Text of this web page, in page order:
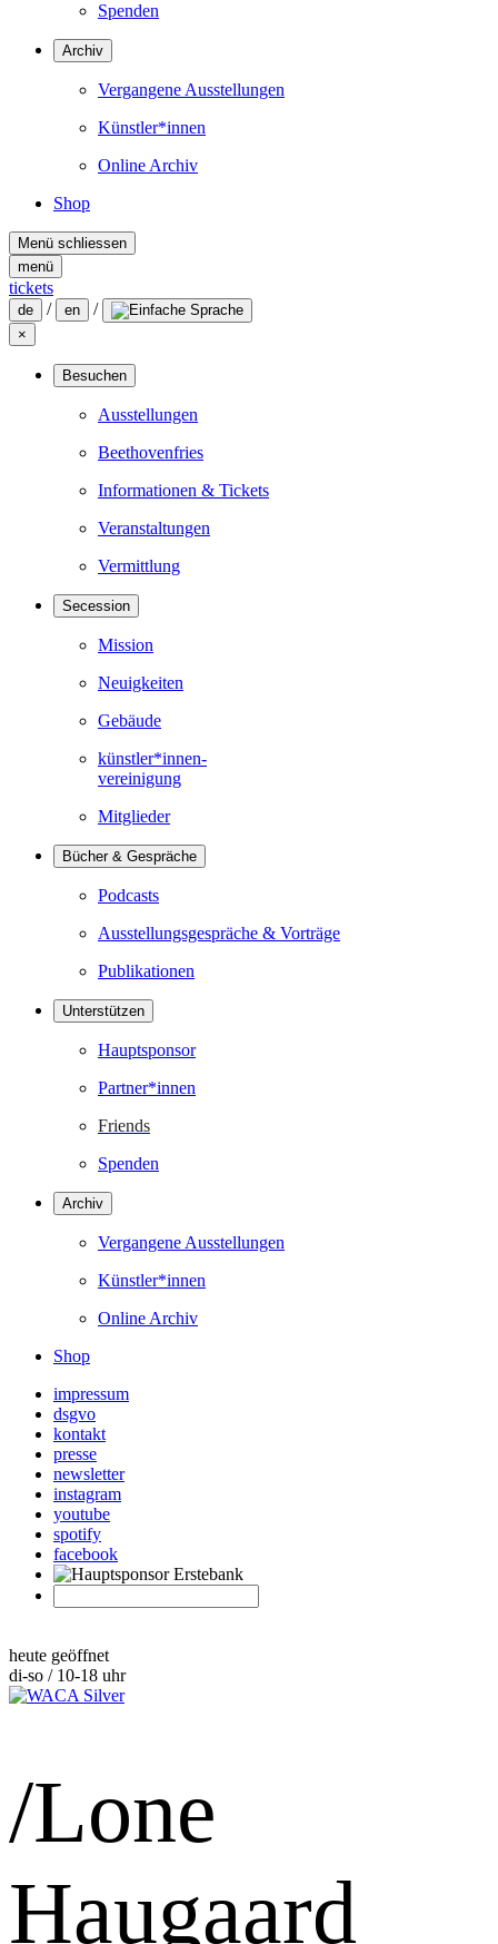
Spenden
Archiv
Vergangene Ausstellungen
Künstler*innen
Online Archiv
Shop
Menü schliessen
menü
tickets
de / en /
×
Besuchen
Ausstellungen
Beethovenfries
Informationen & Tickets
Veranstaltungen
Vermittlung
Secession
Mission
Neuigkeiten
Gebäude
künstler*innen-
vereinigung
Mitglieder
Bücher & Gespräche
Podcasts
Ausstellungsgespräche & Vorträge
Publikationen
Unterstützen
Hauptsponsor
Partner*innen
Friends
Spenden
Archiv
Vergangene Ausstellungen
Künstler*innen
Online Archiv
Shop
impressum
dsgvo
kontakt
presse
newsletter
instagram
youtube
spotify
facebook
heute geöffnet
di-so / 10-18 uhr
/Lone
Haugaard